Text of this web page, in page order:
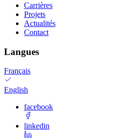
Carrières
Projets
Actualités
Contact
Langues
Français
English
facebook
linkedin